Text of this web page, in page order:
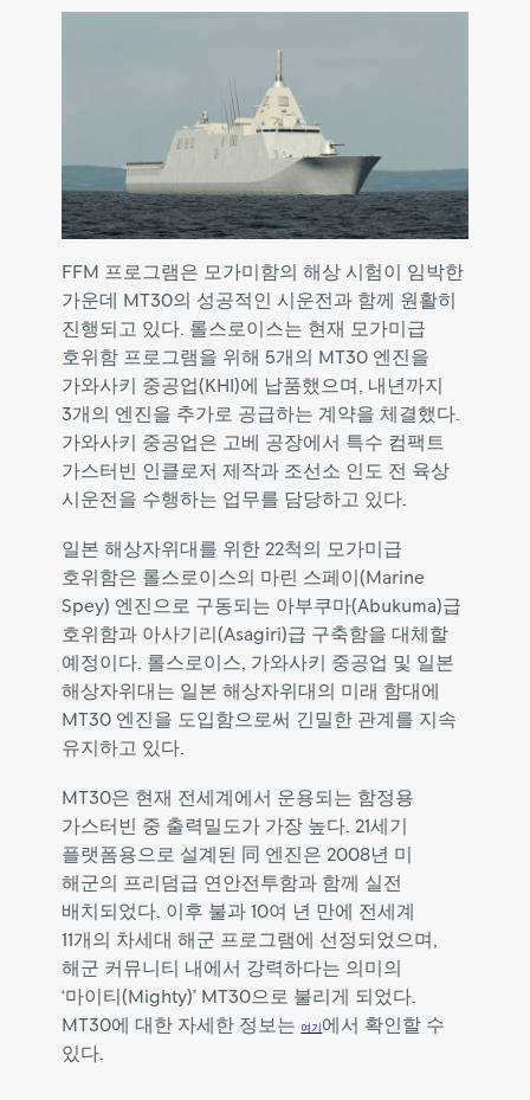
FFM 프로그램은 모가미함의 해상 시험이
임박한
가운데
MT30의 성공적인 시운전과 함께
원활히
진행되고 있다. 롤스로이스는 현재 모가미급
호위함 프로그램을 위해 5개의 MT30 엔진을
가와사키
중공업(KHI)에 납품했으며, 내년까지
3개의 엔진을 추가로 공급하는 계약을 체결했다.
가와사키
중공업은 고베 공장에서 특수 컴팩트
가스터빈 인클로저 제작과 조선소 인도 전 육상
시운전을 수행하는 업무를 담당하고 있다.
일본 해상자위대를 위한 22척의 모가미급
호위함은 롤스로이스의 마린 스페이(Marine
Spey) 엔진으로 구동되는 아부쿠마(Abukuma)급
호위함과 아사기리(Asagiri)급 구축함을 대체할
예정이다. 롤스로이스, 가와사키 중공업 및 일본
해상자위대는 일본 해상자위대의 미래 함대에
MT30 엔진을 도입함으로써 긴밀한 관계를 지속
유지하고 있다.
MT30은 현재 전세계에서 운용되는 함정용
가스터빈 중 출력밀도가 가장 높다. 21세기
플랫폼용으로 설계된 同 엔진은 2008년 미
해군의 프리덤급 연안전투함과 함께
실전
배치되었다. 이후 불과 10여 년 만에
전세계
11개의 차세대 해군 프로그램에
선정되었으며,
해군 커뮤니티 내에서 강력하다는 의미의
‘마이티(Mighty)’ MT30으로 불리게
되었다.
MT30에
대한 자세한 정보는 여기 에서 확인할 수
있다.